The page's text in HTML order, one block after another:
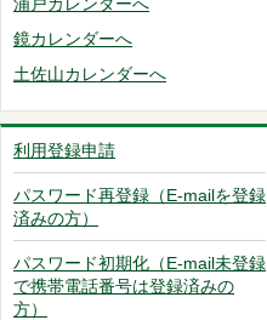
鏡カレンダーへ
土佐山カレンダーへ
利用登録申請
パスワード再登録（E-mailを登録
済みの方）
パスワード初期化（E-mail未登録
で携帯電話番号は登録済みの
方）